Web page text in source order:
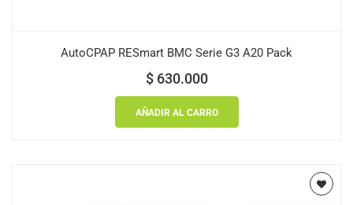
AutoCPAP RESmart BMC Serie G3 A20 Pack
$ 630.000
AÑADIR AL CARRO